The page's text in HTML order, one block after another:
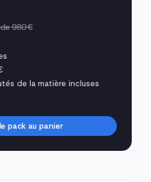
980 €
de la matière incluses
pack au panier